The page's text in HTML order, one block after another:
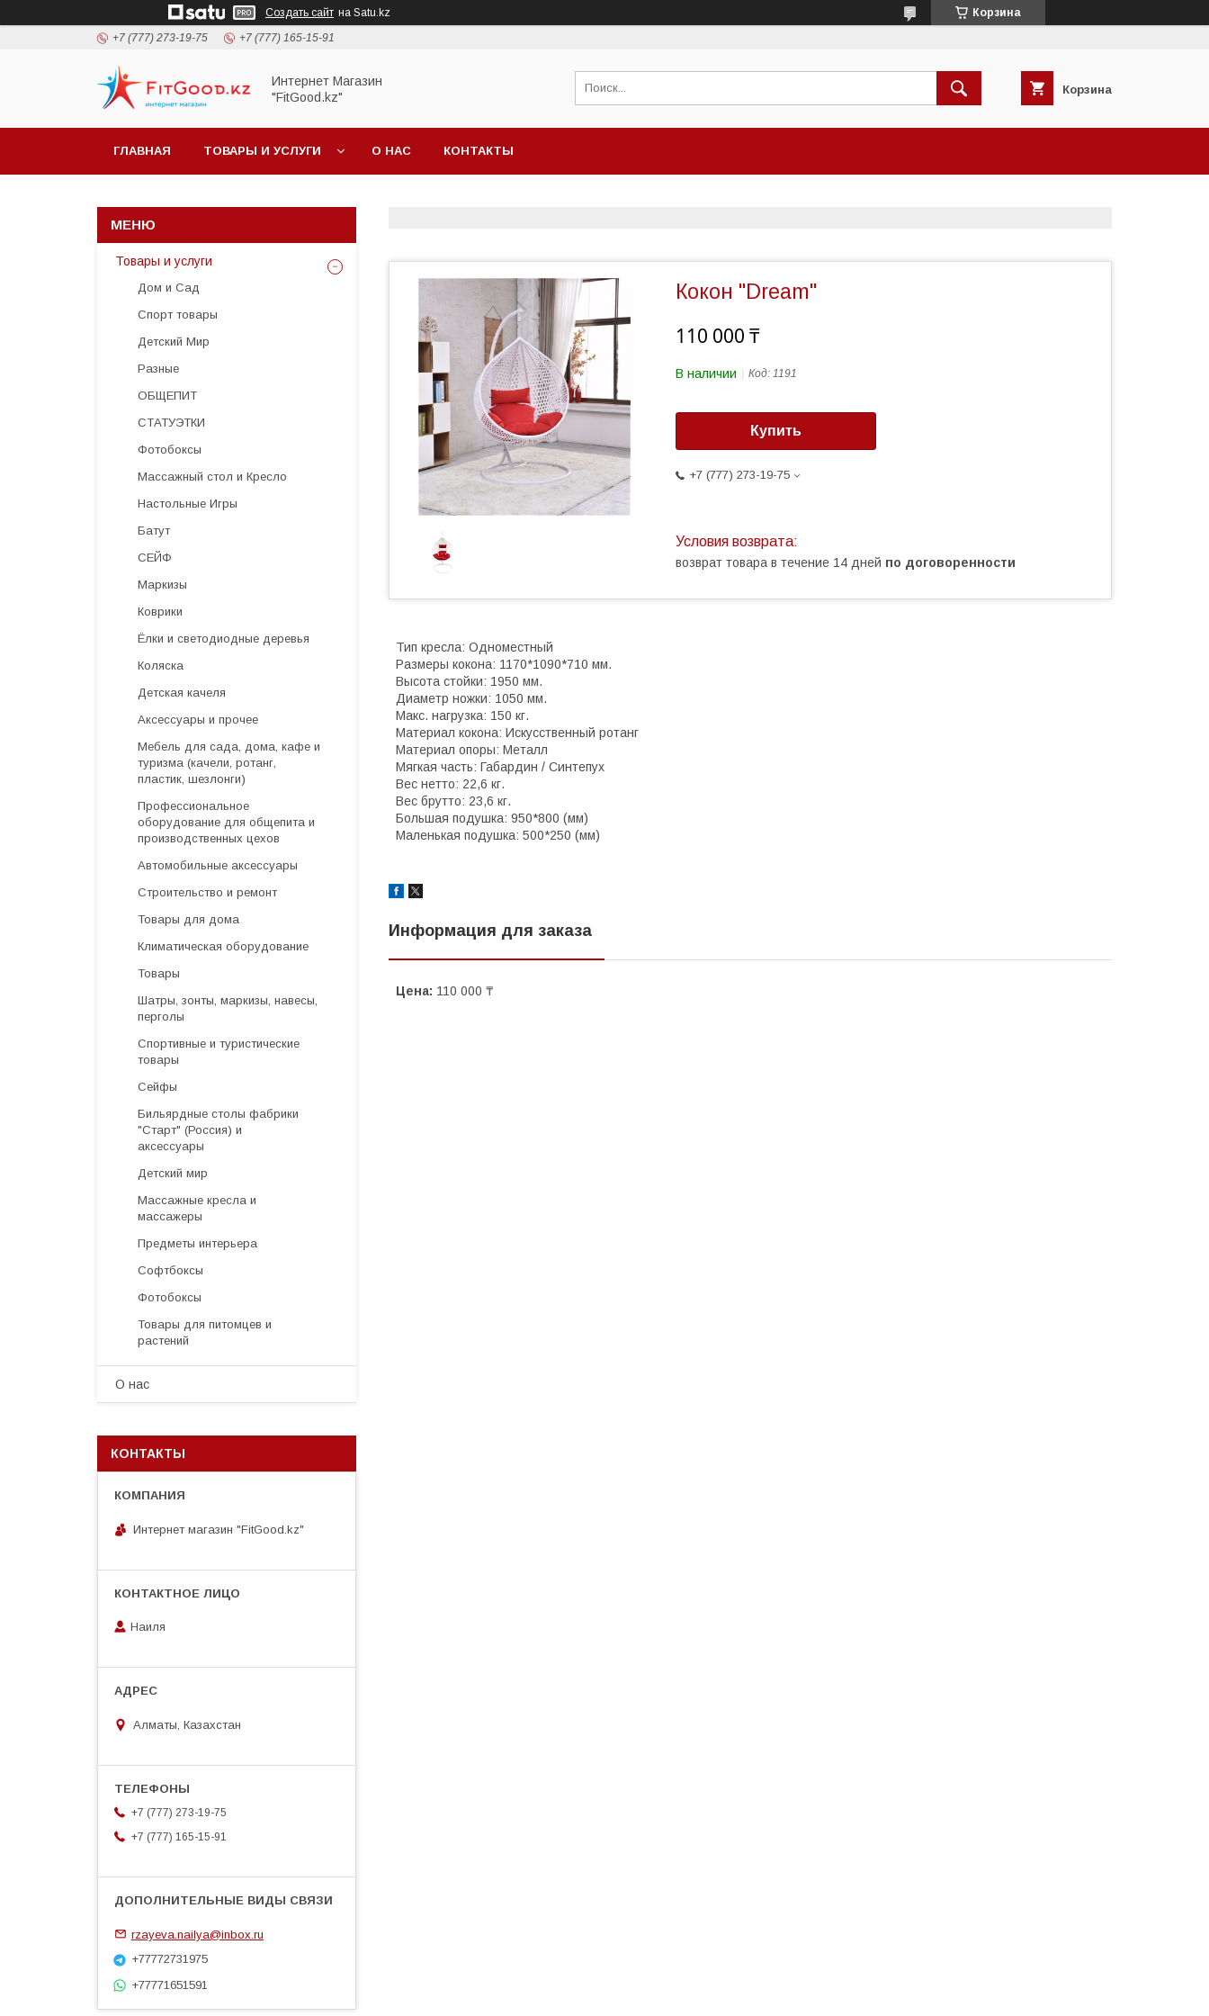
Создать сайт на Satu.kz Корзина
+7 (777) 273-19-75 +7 (777) 165-15-91
Интернет Магазин
"FitGood.kz"
Корзина
ГЛАВНАЯ ТОВАРЫ И УСЛУГИ О НАС КОНТАКТЫ
Кокон "Dream"
110 000 ₸
В наличии Код: 1191
Купить
+7 (777) 273-19-75
возврат товара в течение 14 дней по договоренности
Тип кресла: Одноместный
Размеры кокона: 1170*1090*710 мм.
Высота стойки: 1950 мм.
Диаметр ножки: 1050 мм.
Макс. нагрузка: 150 кг.
Материал кокона: Искусственный ротанг
Материал опоры: Металл
Мягкая часть: Габардин / Синтепух
Вес нетто: 22,6 кг.
Вес брутто: 23,6 кг.
Большая подушка: 950*800 (мм)
Маленькая подушка: 500*250 (мм)
Информация для заказа
Цена: 110 000 ₸
Товары и услуги
Дом и Сад
Спорт товары
Детский Мир
Разные
ОБЩЕПИТ
СТАТУЭТКИ
Фотобоксы
Массажный стол и Кресло
Настольные Игры
Батут
СЕЙФ
Маркизы
Коврики
Ёлки и светодиодные деревья
Коляска
Детская качеля
Аксессуары и прочее
Мебель для сада, дома, кафе и
туризма (качели, ротанг,
пластик, шезлонги)
Профессиональное
оборудование для общепита и
производственных цехов
Автомобильные аксессуары
Строительство и ремонт
Товары для дома
Климатическая оборудование
Товары
Шатры, зонты, маркизы, навесы,
перголы
Спортивные и туристические
товары
Сейфы
Бильярдные столы фабрики
"Cтарт" (Россия) и
аксессуары
Детский мир
Массажные кресла и
массажеры
Предметы интерьера
Софтбоксы
Фотобоксы
Товары для питомцев и
растений
О нас
КОНТАКТЫ
Интернет магазин "FitGood.kz"
Наиля
Алматы, Казахстан
+7 (777) 273-19-75
+7 (777) 165-15-91
rzayeva.nailya@inbox.ru
+77772731975
+77771651591